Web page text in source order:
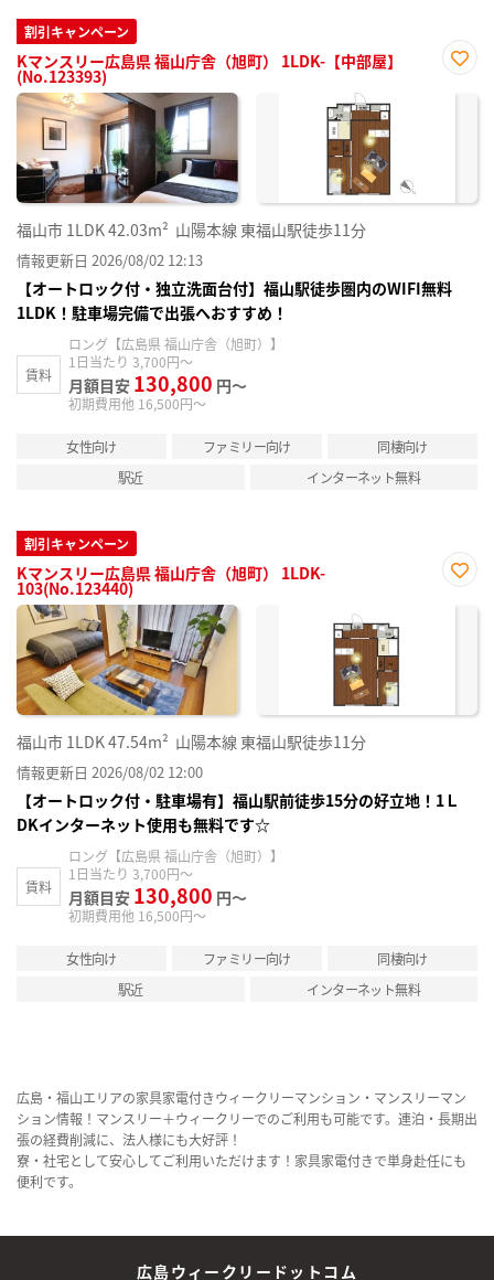
割引キャンペーン
Kマンスリー広島県 福山庁舎（旭町） 1LDK-【中部屋】
(No.123393)
に入
福山市 1LDK42.03m² 山陽本線 東福山駅徒歩11分
情報更新日 2026/08/02 12:13
【オートロック付・独立洗面台付】福山駅徒歩圏内のWIFI無料
1LDK！駐車場完備で出張へおすすめ！
賃料
ロング【広島県 福山庁舎（旭町）】
1日当たり 3,700円～
月額目安 130,800 円～
初期費用他 16,500円～
女性向け ファミリー向け
同棲向け
駅近
インターネット無料
割引キャンペーン
Kマンスリー広島県 福山庁舎（旭町） 1LDK-
103(No.123440)
に入
福山市 1LDK47.54m² 山陽本線 東福山駅徒歩11分
情報更新日 2026/08/02 12:00
【オートロック付・駐車場有】福山駅前徒歩15分の好立地！1Ｌ
DKインターネット使用も無料です☆
賃料
ロング【広島県 福山庁舎（旭町）】
1日当たり 3,700円～
月額目安 130,800 円～
初期費用他 16,500円～
女性向け ファミリー向け
同棲向け
駅近
インターネット無料
広島・福山エリアの家具家電付きウィークリーマンション・マンスリーマン
ション情報！マンスリー＋ウィークリーでのご利用も可能です。連泊・長期出
張の経費削減に、法人様にも大好評！
寮・社宅として安心してご利用いただけます！家具家電付きで単身赴任にも
便利です。
広島ウィークリードットコム